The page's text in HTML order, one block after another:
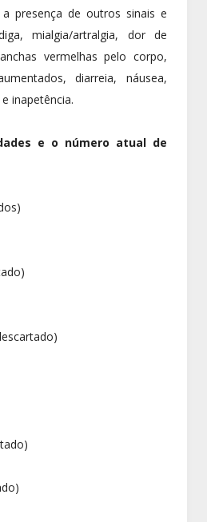
presença de outros sinais e
mialgia/artralgia, dor de
vermelhas pelo corpo,
diarreia, náusea,
inapetência.
e o número atual de